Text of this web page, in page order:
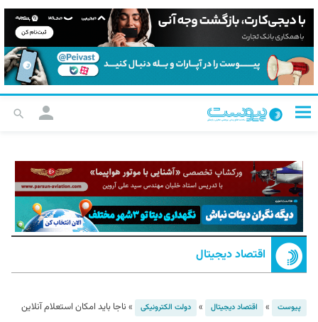
اقتصاد دیجیتال
پیوست » اقتصاد دیجیتال » دولت الکترونیکی » ناجا باید امکان استعلام آنلاین